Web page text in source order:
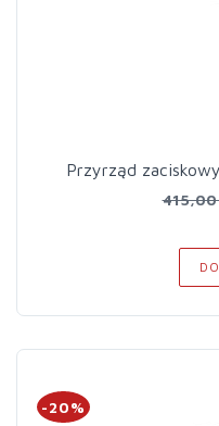
Przyrząd
415,00
-20%